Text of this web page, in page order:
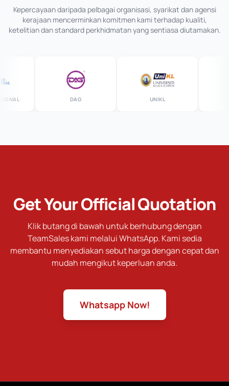
Kepercayaan daripada pelbagai organisasi, syarikat dan agensi
kerajaan mencerminkan komitmen kami terhadap kualiti,
ketelitian dan standard perkhidmatan yang sentiasa diutamakan.
DAG UNIKL
Get Your Official Quotation
Klik butang di bawah untuk berhubung dengan
TeamSales kami melalui WhatsApp. Kami sedia
membantu menyediakan sebut harga dengan cepat dan
mudah mengikut keperluan anda.
Whatsapp Now!